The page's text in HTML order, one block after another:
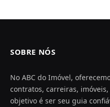
SOBRE NÓS
No ABC do Imóvel,
contratos, carreiras,
objetivo é ser seu guia